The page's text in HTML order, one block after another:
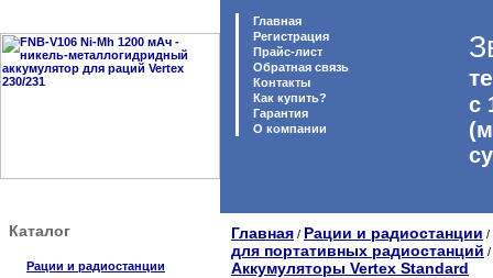
Главная
Регистрация
Прайс-лист
Обратная связь
Контакты
Как купить?
Гарантия
O компании
с
Каталог
Рации и радиостанции
Главная / Рации и радиостанции /
для портативных радиостанций /
Аккумуляторы Vertex Standard